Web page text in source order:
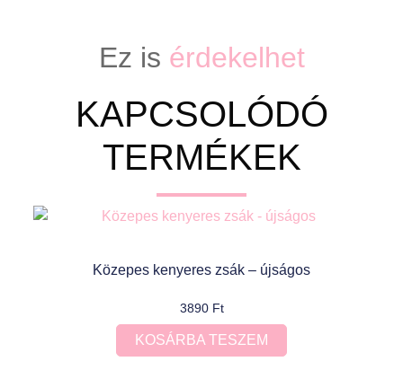
Ez is érdekelhet
KAPCSOLÓDÓ
TERMÉKEK
Közepes kenyeres zsák – újságos
3890 Ft
KOSÁRBA TESZEM